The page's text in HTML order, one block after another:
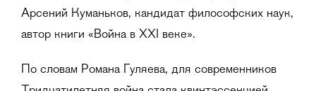
Арсений Куманьков, кандидат философских наук,
автор книги «Война в XXI веке».
По словам Романа Гуляева, для современников